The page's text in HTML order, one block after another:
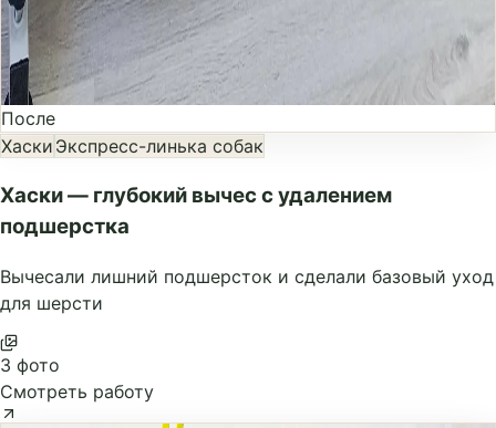
После
Хаски Экспресс-линька собак
Хаски — глубокий вычес с удалением
подшерстка
Вычесали лишний подшерсток и сделали базовый уход
для шерсти
3 фото
Смотреть работу